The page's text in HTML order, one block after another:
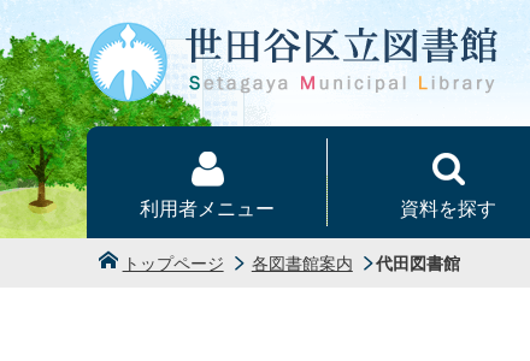
本文へ
利用者メニュー 資料を探す
トップページ 各図書館案内 代田図書館